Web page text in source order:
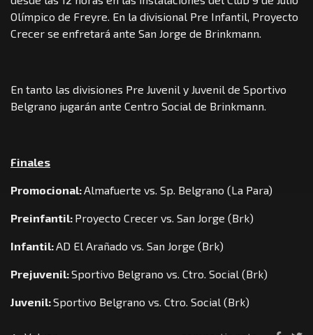
Olímpico de Freyre. En la divisional Pre Infantil, Proyecto
Crecer se enfretará ante San Jorge de Brinkmann.
En tanto las divisiones Pre Juvenil y Juvenil de Sportivo
Belgrano jugarán ante Centro Social de Brinkmann.
Finales
Promocional:Almafuerte vs. Sp. Belgrano (La Para)
Preinfantil: Proyecto Crecer vs. San Jorge (Brk)
Infantil:AD El Arañado vs. San Jorge (Brk)
Prejuvenil:Sportivo Belgrano vs. Ctro. Social (Brk)
Juvenil:Sportivo Belgrano vs. Ctro. Social (Brk)